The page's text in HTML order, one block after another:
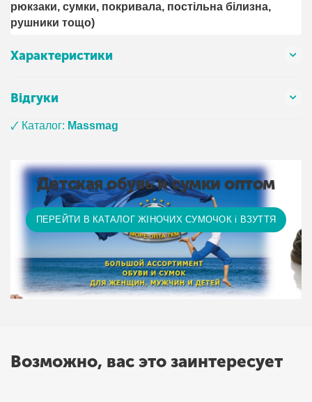
рюкзаки, сумки, покривала, постільна білизна,
рушники тощо)
Характеристики
Відгуки
🗸 Каталог: Massmag
Детская обувь и сумки оптом
ПЕРЕЙТИ В КАТАЛОГ ЖІНОЧИХ СУМОЧОК і ВЗУТТЯ
Возможно, вас это заинтересует